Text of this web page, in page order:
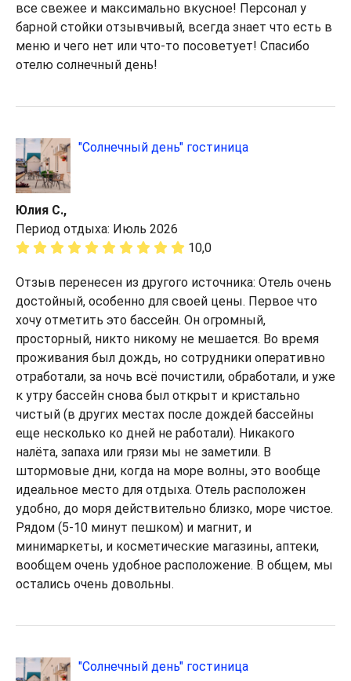
все свежее и максимально вкусное! Персонал у
барной стойки отзывчивый, всегда знает что есть в
меню и чего нет или что-то посоветует! Спасибо
отелю солнечный день!
"Солнечный день" гостиница
Юлия С.,
Период отдыха: Июль 2026
10,0
Отзыв перенесен из другого источника: Отель очень
достойный, особенно для своей цены. Первое что
хочу отметить это бассейн. Он огромный,
просторный, никто никому не мешается. Во время
проживания был дождь, но сотрудники оперативно
отработали, за ночь всё почистили, обработали, и уже
к утру бассейн снова был открыт и кристально
чистый (в других местах после дождей бассейны
еще несколько ко дней не работали). Никакого
налёта, запаха или грязи мы не заметили. В
штормовые дни, когда на море волны, это вообще
идеальное место для отдыха. Отель расположен
удобно, до моря действительно близко, море чистое.
Рядом (5-10 минут пешком) и магнит, и
минимаркеты, и косметические магазины, аптеки,
вообщем очень удобное расположение. В общем, мы
остались очень довольны.
"Солнечный день" гостиница